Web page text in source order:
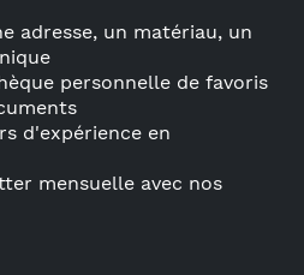
adresse, un matériau, un
personnelle de favoris
d'expérience en
mensuelle avec nos